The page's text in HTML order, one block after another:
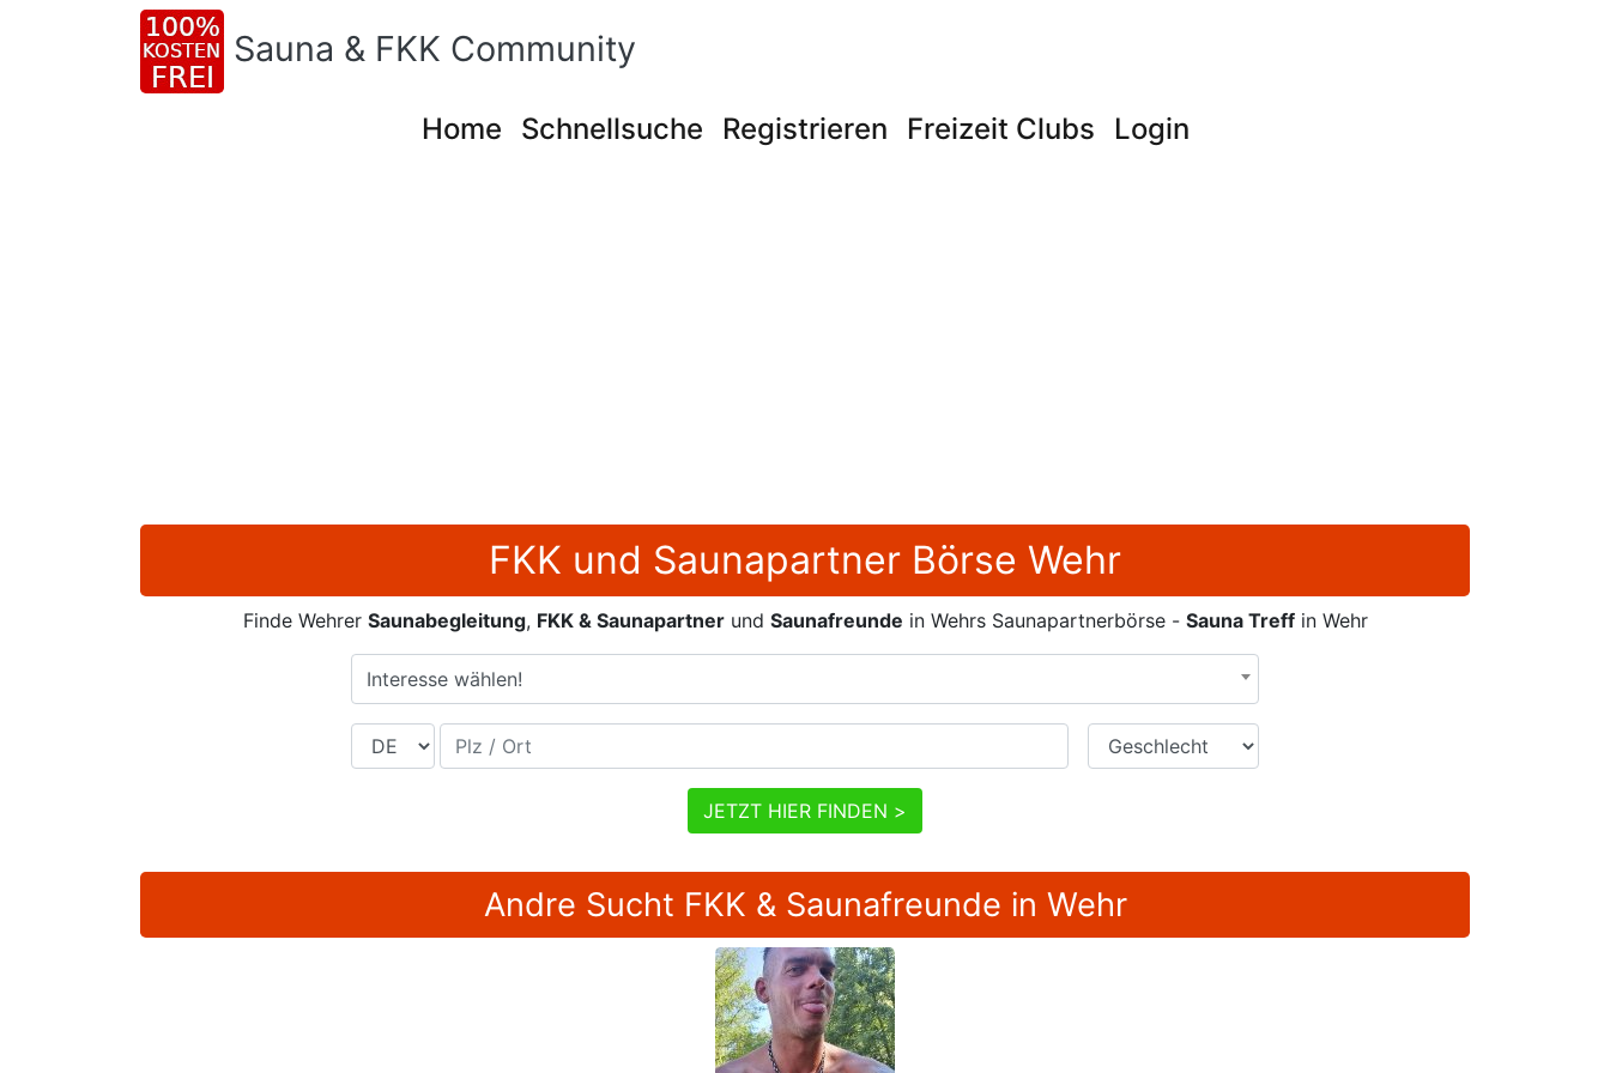
Sauna & FKK Community
Home Schnellsuche Registrieren Freizeit Clubs Login
FKK und Saunapartner Börse Wehr
Finde Wehrer Saunabegleitung, FKK & Saunapartnerund Saunafreunde in Wehrs Saunapartnerbörse - Sauna Treffin Wehr
Interesse wählen!
Land Plz / Ort Geschlecht
JETZT HIER FINDEN >
Andre Sucht FKK & Saunafreunde in Wehr